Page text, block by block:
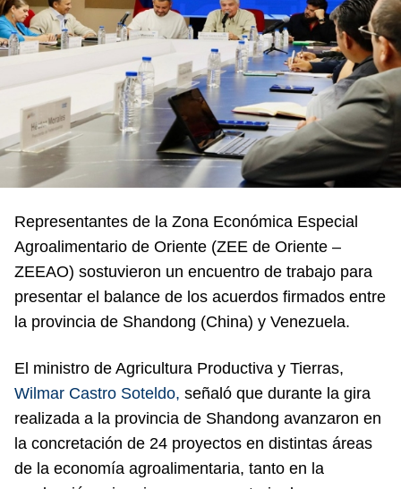
Representantes de la Zona Económica Especial
Agroalimentario de Oriente (ZEE de Oriente –
ZEEAO) sostuvieron un encuentro de trabajo para
presentar el balance de los acuerdos firmados entre
la provincia de Shandong (China) y Venezuela.
El ministro de Agricultura Productiva y Tierras,
Wilmar Castro Soteldo, señaló que durante la gira
realizada a la provincia de Shandong avanzaron en
la concretación de 24 proyectos en distintas áreas
de la economía agroalimentaria, tanto en la